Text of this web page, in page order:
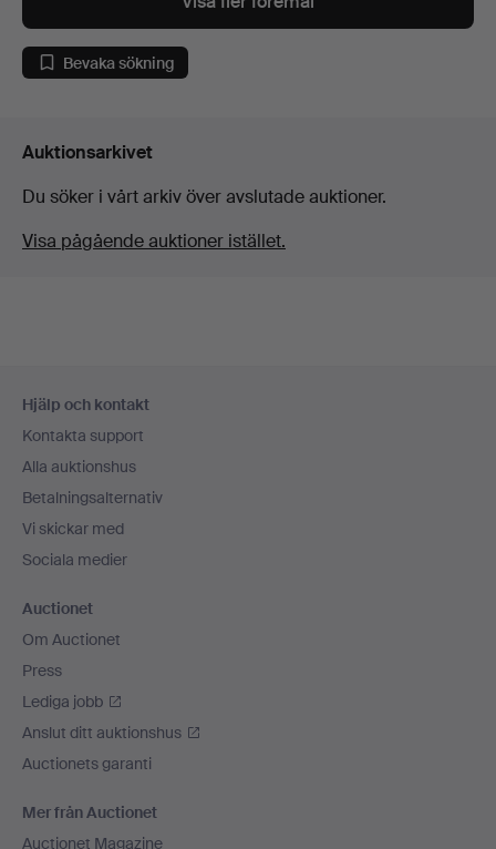
Bevaka sökning
Auktionsarkivet
Du söker i vårt arkiv över avslutade auktioner.
Visa pågående auktioner istället.
Hjälp och kontakt
Kontakta support
Alla auktionshus
Betalningsalternativ
Vi skickar med
Sociala medier
Auctionet
Om Auctionet
Press
Lediga jobb
Anslut ditt auktionshus
Auctionets garanti
Mer från Auctionet
Auctionet Magazine